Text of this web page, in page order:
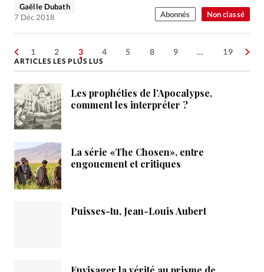
Non classé
Gaëlle Dubath
7 Déc 2018
Abonnés
1 2 3 4 5 8 9 … 19
ARTICLES LES PLUS LUS
Les prophéties de l’Apocalypse,
comment les interpréter ?
La série «The Chosen», entre
engouement et critiques
Puisses-tu, Jean-Louis Aubert